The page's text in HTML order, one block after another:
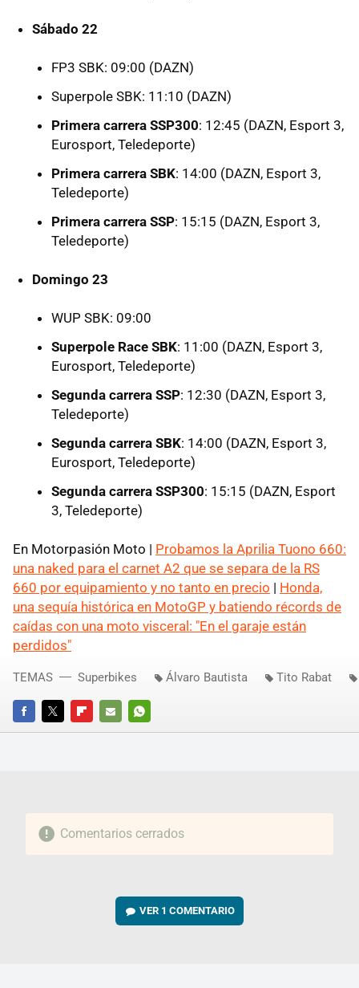
Sábado 22
FP3 SBK: 09:00 (DAZN)
Superpole SBK: 11:10 (DAZN)
Primera carrera SSP300: 12:45 (DAZN, Esport 3,
Eurosport, Teledeporte)
Primera carrera SBK: 14:00 (DAZN, Esport 3,
Teledeporte)
Primera carrera SSP: 15:15 (DAZN, Esport 3,
Teledeporte)
Domingo 23
WUP SBK: 09:00
Superpole Race SBK: 11:00 (DAZN, Esport 3,
Eurosport, Teledeporte)
Segunda carrera SSP: 12:30 (DAZN, Esport 3,
Teledeporte)
Segunda carrera SBK: 14:00 (DAZN, Esport 3,
Eurosport, Teledeporte)
Segunda carrera SSP300: 15:15 (DAZN, Esport
3, Teledeporte)
En Motorpasión Moto | Probamos la Aprilia Tuono 660:
una naked para el carnet A2 que se separa de la RS
660 por equipamiento y no tanto en precio | Honda,
una sequía histórica en MotoGP y batiendo récords de
caídas con una moto visceral: "En el garaje están
perdidos"
FACEBOOKTWITTERFLIPBOARD
E-
WHATSAPP
TEMAS Superbikes Álvaro Bautista Tito Rabat
Comentarios cerrados
VER 1 COMENTARIO